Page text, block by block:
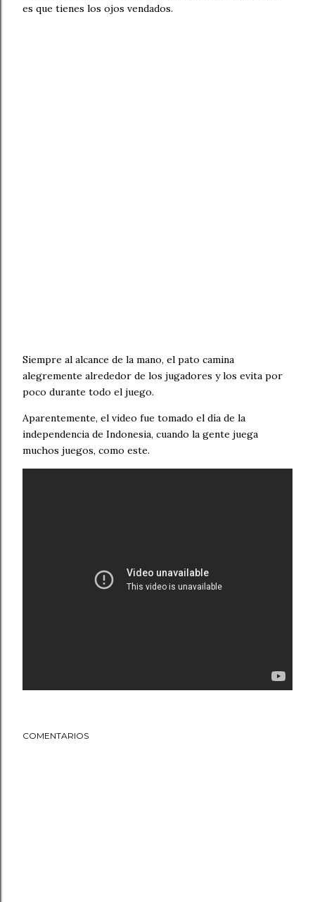
es que tienes los ojos vendados.
Siempre al alcance de la mano, el pato camina
alegremente alrededor de los jugadores y los evita por
poco durante todo el juego.
Aparentemente, el video fue tomado el día de la
independencia de Indonesia, cuando la gente juega
muchos juegos, como este.
COMENTARIOS